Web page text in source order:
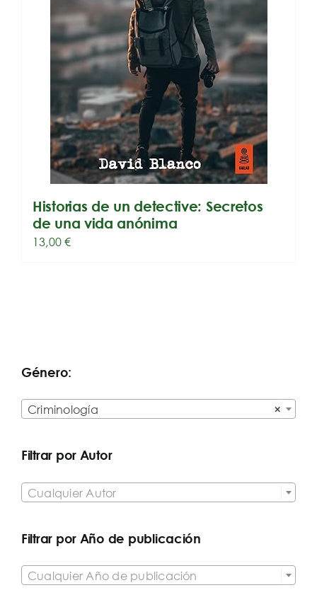
Historias de un detective: Secretos
de una vida anónima
13,00€
Género:
×
Criminología
Filtrar por Autor
Cualquier Autor
Filtrar por Año de publicación
Cualquier Año de publicación